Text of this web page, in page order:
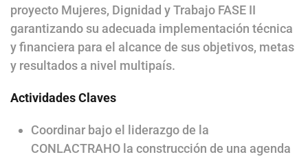
proyecto Mujeres, Dignidad y Trabajo FASE II
garantizando su adecuada implementación técnica
y financiera para el alcance de sus objetivos, metas
y resultados a nivel multipaís.
Actividades Claves
Coordinar bajo el liderazgo de la
CONLACTRAHO la construcción de una agenda